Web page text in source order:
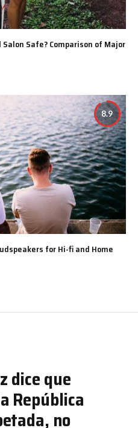
Safe? Comparison of Major
8.9
for Hi-fi and Home
dice que
República
no